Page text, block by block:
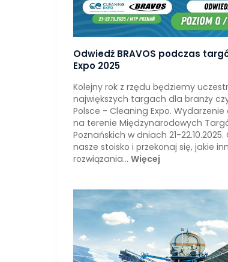
Odwiedź BRAVOS podczas
Expo 2025
Kolejny rok z rzędu będziemy
największych targach dla branży
Polsce - Cleaning Expo. Wydarzenie
na terenie Międzynarodowych
Poznańskich w dniach 21-
nasze stoisko i przekonaj się, jakie
rozwiązania... Więcej